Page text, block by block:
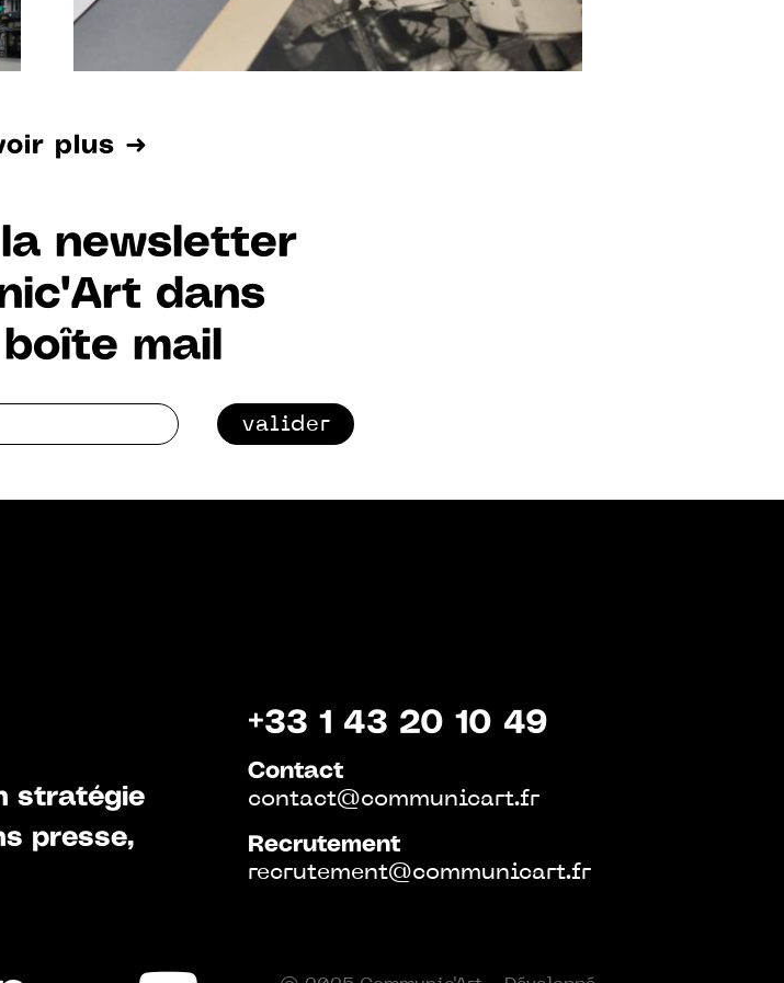
plus ➜
newsletter
dans
mail
valider
stratégie
presse,
+33 1 43 20 10 49
Contact
contact@communicart.fr
Recrutement
recrutement@communicart.fr